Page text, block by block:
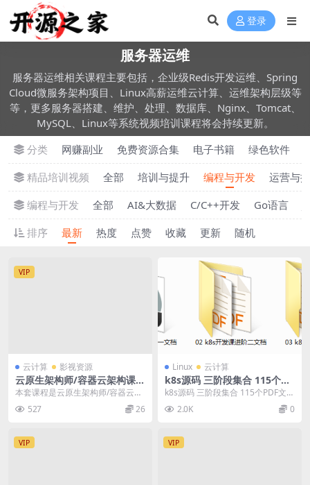
登录
服务器运维
服务器运维相关课程主要包括，企业级Redis开发运维、Spring
Cloud微服务架构项目、Linux高薪运维云计算、运维架构层级等
等，更多服务器搭建、维护、处理、数据库、Nginx、Tomcat、
MySQL、Linux等系统视频培训课程将会持续更新。
分类
网赚副业 免费资源合集 电子书籍 绿色软件
精品培训视频
全部 培训与提升 编程与开发
运营与
编程与开发
全部 AI&大数据 C/C++开发 Go语言
排序
最新 热度 点赞 收藏 更新 随机
VIP
云计算 影视资源
云原生架构师/容器云架构课，
视频+资料(120G)
本套课程是云原生架构师/容器云架
构课，内容包含视频以及相关资
料，共计120.10...
527 26
Linux 云计算
k8s源码 三阶段集合 115个PD
F文档合集 宝藏级开发文档
k8s源码 三阶段集合 115个PDF文档
2.0K 0
VIP VIP